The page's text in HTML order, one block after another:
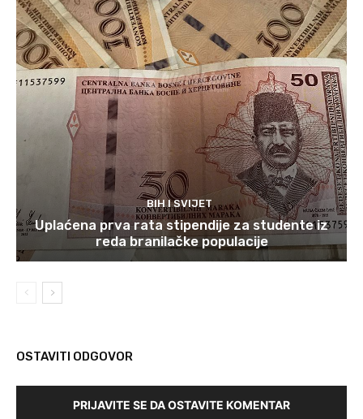
BIH I SVIJET
Uplaćena prva rata stipendije za studente iz
reda branilačke populacije
OSTAVITI ODGOVOR
PRIJAVITE SE DA OSTAVITE KOMENTAR